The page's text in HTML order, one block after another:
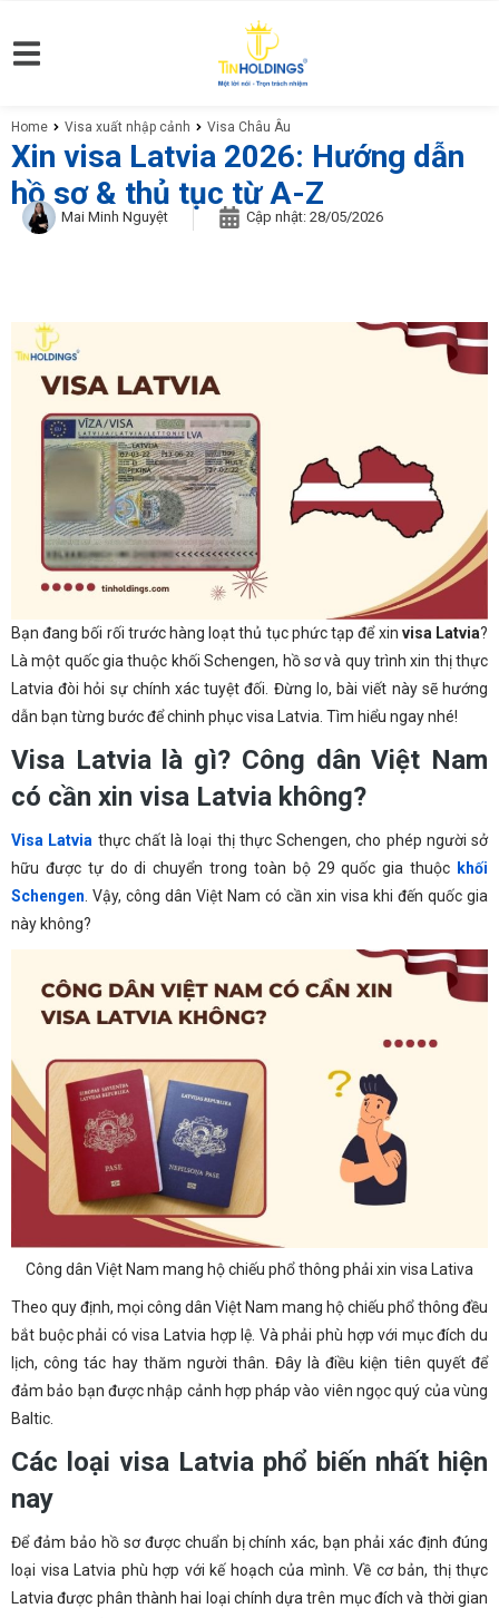
You are here:
Home Visa xuất nhập cảnh Visa Châu Âu
Xin visa Latvia 2026: Hướng dẫn
hồ sơ & thủ tục từ A-Z
Mai Minh Nguyệt Cập nhật: 28/05/2026
Bạn đang bối rối trước hàng loạt thủ tục phức tạp để xin visa Latvia?
Là một quốc gia thuộc khối Schengen, hồ sơ và quy trình xin thị thực
Latvia đòi hỏi sự chính xác tuyệt đối. Đừng lo, bài viết này sẽ hướng
dẫn bạn từng bước để chinh phục visa Latvia. Tìm hiểu ngay nhé!
Visa Latvia là gì? Công dân Việt Nam
có cần xin visa Latvia không?
Visa Latvia thực chất là loại thị thực Schengen, cho phép người sở
hữu được tự do di chuyển trong toàn bộ 29 quốc gia thuộc khối
Schengen . Vậy, công dân Việt Nam có cần xin visa khi đến quốc gia
này không?
Công dân Việt Nam mang hộ chiếu phổ thông phải xin visa Lativa
Theo quy định, mọi công dân Việt Nam mang hộ chiếu phổ thông đều
bắt buộc phải có visa Latvia hợp lệ. Và phải phù hợp với mục đích du
lịch, công tác hay thăm người thân. Đây là điều kiện tiên quyết để
đảm bảo bạn được nhập cảnh hợp pháp vào viên ngọc quý của vùng
Baltic.
Các loại visa Latvia phổ biến nhất hiện
nay
Để đảm bảo hồ sơ được chuẩn bị chính xác, bạn phải xác định đúng
loại visa Latvia phù hợp với kế hoạch của mình. Về cơ bản, thị thực
Latvia được phân thành hai loại chính dựa trên mục đích và thời gian